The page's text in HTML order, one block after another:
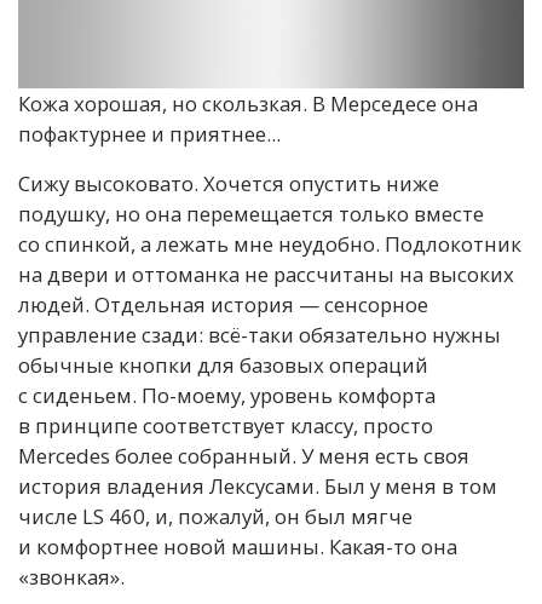
Кожа хорошая, но скользкая. В Мерседесе она
пофактурнее и приятнее...
Сижу высоковато. Хочется опустить ниже
подушку, но она перемещается только вместе
со спинкой, а лежать мне неудобно. Подлокотник
на двери и оттоманка не рассчитаны на высоких
людей. Отдельная история — сенсорное
управление сзади: всё-таки обязательно нужны
обычные кнопки для базовых операций
с сиденьем. По-моему, уровень комфорта
в принципе соответствует классу, просто
Mercedes более собранный. У меня есть своя
история владения Лексусами. Был у меня в том
числе LS 460, и, пожалуй, он был мягче
и комфортнее новой машины. Какая-то она
«звонкая».